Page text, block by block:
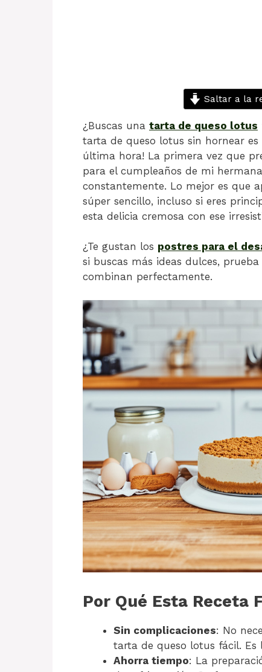
Saltar a la
¿Buscas una tarta de queso lotus
tarta de queso lotus sin hornear
última hora! La primera vez que
para el cumpleaños de mi
constantemente. Lo mejor es que
súper sencillo, incluso si eres
esta delicia cremosa con ese
¿Te gustan los postres para el
si buscas más ideas dulces, prueba
combinan perfectamente.
Por Qué Esta Receta
Sin complicaciones: No
tarta de queso lotus fácil. Es
Ahorra tiempo: La